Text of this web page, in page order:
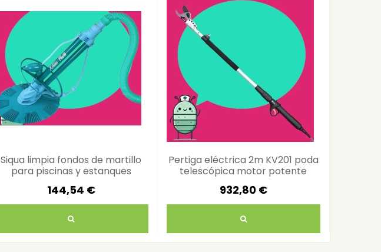
Siqua limpia fondos de martillo
para piscinas y estanques
144,54 €
Pertiga eléctrica 2m KV201 poda
telescópica motor potente
932,80 €